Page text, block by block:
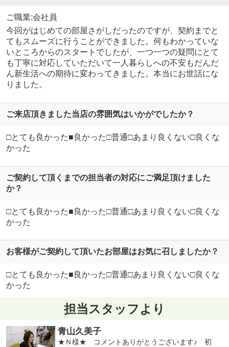
ご職業:会社員
今回がはじめての部屋さがしだったのですが、契約までと
てもスムーズに行うことができました。何もわかっていな
いところからのスタートでしたが、一つ一つの疑問にとて
も丁寧に対応していただいて一人暮らしへの不安もだんだ
ん新生活への期待に変わってきました。本当にお世話にな
りました。
ご来店頂きました当店の雰囲気はいかがでしたか？
□とても良かった■良かった□普通□あまり良くない□良くな
かった
ご契約して頂くまでの担当者の対応にご満足頂けました
か？
□とても良かった■良かった□普通□あまり良くない□良くな
かった
お客様がご契約して頂いたお部屋はお気に召しましたか？
□とても良かった■良かった□普通□あまり良くない□良くな
かった
担当スタッフより
青山久美子
★Ｎ様★ コメントありがとうございます♪ 初